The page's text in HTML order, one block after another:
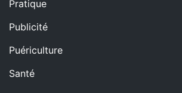
Pratique
Publicité
Puériculture
Santé